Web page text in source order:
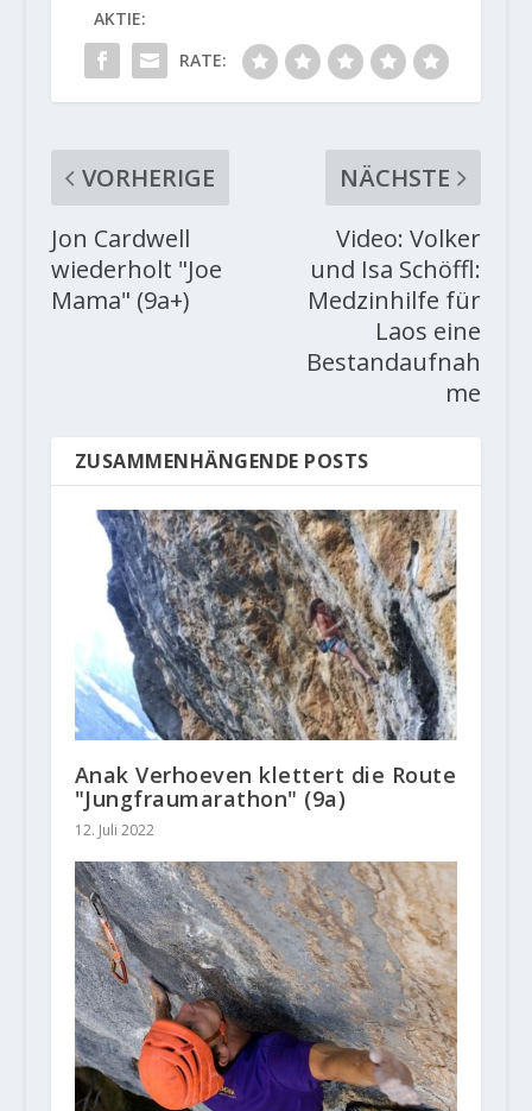
AKTIE:
RATE:
VORHERIGE
Jon Cardwell
wiederholt "Joe
Mama" (9a+)
NÄCHSTE
Video: Volker
und Isa Schöffl:
Medzinhilfe für
Laos eine
Bestandaufnah
me
ZUSAMMENHÄNGENDE POSTS
Anak Verhoeven klettert die Route
"Jungfraumarathon" (9a)
12. Juli 2022